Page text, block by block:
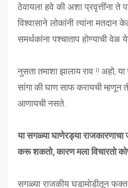
ठेवायला हवे की अशा प्रवृत्तींना ते
विश्वासाने लोकांनी त्यांना
समर्थकांना पश्चाताप होण्याची
नुसता तमाशा झालाय राव !! अहो, या
सांगा की घाण साफ करायची म्हणून
आणायची नसते.
या सगळ्या घाणेरड्या राजकारणाचा
करू शकतो, कारण मला विचारतो
सगळ्या राजकीय घडामोडीतून